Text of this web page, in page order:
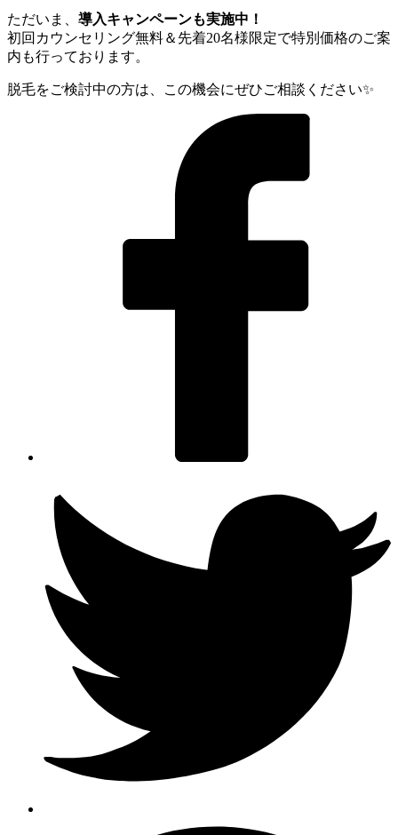
ただいま、 導入キャンペーンも実施中！
初回カウンセリング無料＆先着20名様限定で特別価格のご案
内も行っております。
脱毛をご検討中の方は、この機会にぜひご相談ください✨